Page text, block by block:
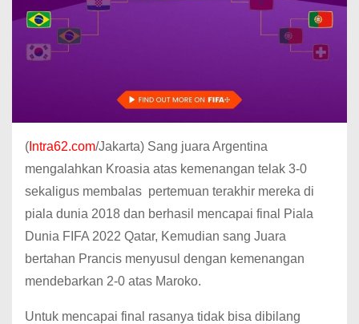
( Intra62.com/Jakarta) Sang juara Argentina
mengalahkan Kroasia atas kemenangan telak 3-0
sekaligus membalas pertemuan terakhir mereka di
piala dunia 2018 dan berhasil mencapai final Piala
Dunia FIFA 2022 Qatar, Kemudian sang Juara
bertahan Prancis menyusul dengan kemenangan
mendebarkan 2-0 atas Maroko.
Untuk mencapai final rasanya tidak bisa dibilang